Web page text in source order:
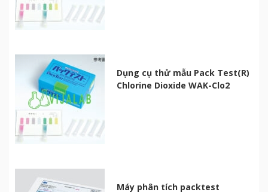
Dụng cụ thử mẫu Pack Test(R)
Chlorine Dioxide WAK-Clo2
Máy phân tích packtest